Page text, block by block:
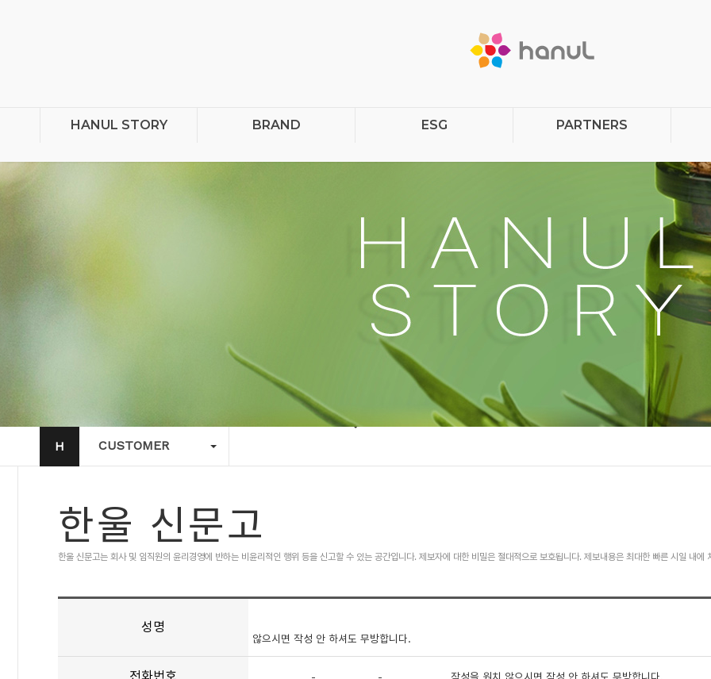
HANUL STORY BRAND ESG PARTNERS
H CUSTOMER
한울 신문고
한울 신문고는 회사 및 임직원의 윤리경영에 반하는 비윤리적인 행위 등을 신고할 수 있는 공간입니다. 제보자에 대한 비밀은 절대적으로 보호됩니다. 제보내용은 최대한 빠른 시일 내
성명
않으시면 작성 안 하셔도 무방합니다.
- - 작성을 원치 않으시면 작성 안 하셔도 무방합니다.